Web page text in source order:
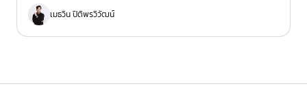
เมธวิน ปิติพรวิวัฒน์